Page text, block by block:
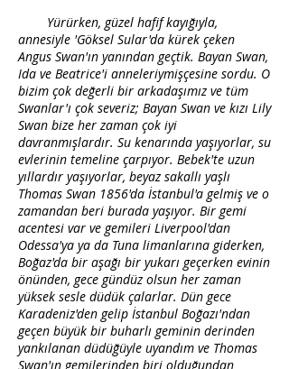
Yürürken, güzel hafif kayığıyla,
annesiyle 'Göksel Sular'da kürek çeken
Angus Swan'ın yanından geçtik. Bayan Swan,
Ida ve Beatrice'i anneleriymişçesine sordu. O
bizim çok değerli bir arkadaşımız ve tüm
Swanlar'ı çok severiz; Bayan Swan ve kızı Lily
Swan bize her zaman çok iyi
davranmışlardır. Su kenarında yaşıyorlar, su
evlerinin temeline çarpıyor. Bebek'te uzun
yıllardır yaşıyorlar, beyaz sakallı yaşlı
Thomas Swan 1856'da İstanbul'a gelmiş ve o
zamandan beri burada yaşıyor. Bir gemi
acentesi var ve gemileri Liverpool'dan
Odessa'ya ya da Tuna limanlarına giderken,
Boğaz'da bir aşağı bir yukarı geçerken evinin
önünden, gece gündüz olsun her zaman
yüksek sesle düdük çalarlar. Dün gece
Karadeniz'den gelip İstanbul Boğazı'ndan
geçen büyük bir buharlı geminin derinden
yankılanan düdüğüyle uyandım ve Thomas
Swan'ın gemilerinden biri olduğundan